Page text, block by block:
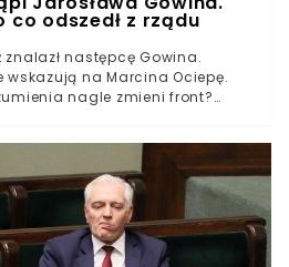
odszedł z rządu
znalazł następcę Gowina.
na Marcina Ociepę.
nagle zmieni front?
będzie działo jako koło
dymisji Jarosława Gowina
złożyła między
i Andrzej Gut-Mostowy. Nad
także wiceminister obrony